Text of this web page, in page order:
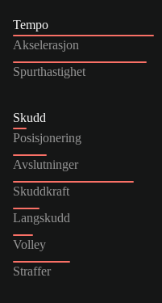
Tempo
Akselerasjon
Spurthastighet
Skudd
Posisjonering
Avslutninger
Skuddkraft
Langskudd
Volley
Straffer